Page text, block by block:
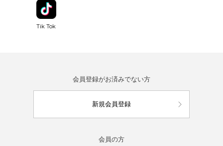
Tik Tok
会員登録がお済みでない方
新規会員登録
会員の方